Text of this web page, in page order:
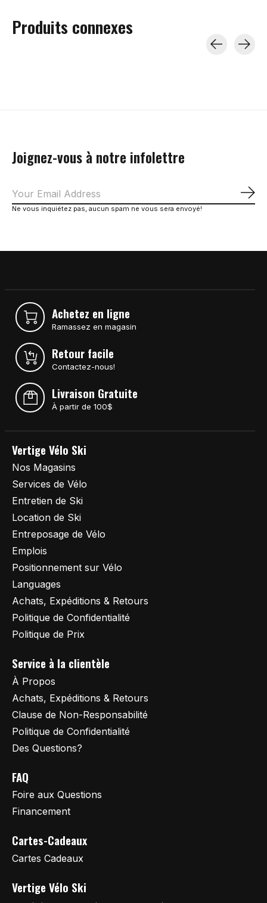
Produits connexes
Joignez-vous à notre infolettre
Ne vous inquiétez pas, aucun spam ne vous sera envoyé!
Achetez en ligne
Ramassez en magasin
Retour facile
Contactez-nous!
Livraison Gratuite
À partir de 100$
Vertige Vélo Ski
Nos Magasins
Services de Vélo
Entretien de Ski
Location de Ski
Entreposage de Vélo
Emplois
Positionnement sur Vélo
Languages
Achats, Expéditions & Retours
Politique de Confidentialité
Politique de Prix
Service à la clientèle
À Propos
Achats, Expéditions & Retours
Clause de Non-Responsabilité
Politique de Confidentialité
Des Questions?
FAQ
Foire aux Questions
Financement
Cartes-Cadeaux
Cartes Cadeaux
Vertige Vélo Ski